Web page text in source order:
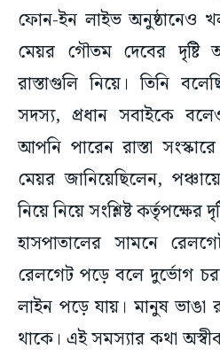
ফোন-ইন লাইভ অনুষ্ঠানেও
মেয়র গৌতম দেবের দৃষ্টি
রাস্তাগুলি নিয়ে। তিনি
সদস্য, প্রধান সবাইকে
আপনি পারেন রাস্তা
মেয়র জানিয়েছিলেন,
নিয়ে নিয়ে সংশ্লিষ্ট
হাসপাতালের সামনে
রেলগেট পড়ে বলে দুর্ভোগ
লাইন পড়ে যায়। মানুষ ভাঙা
থাকে। এই সমস্যার কথা